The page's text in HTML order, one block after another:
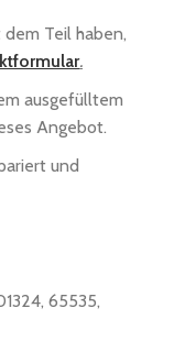
Teil haben,
.
ausgefülltem
Angebot.
und
65535,